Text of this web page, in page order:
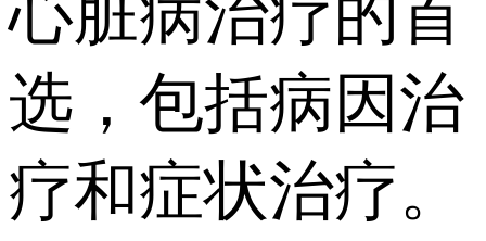
心脏病治疗的首
选，包括病因治
疗和症状治疗。